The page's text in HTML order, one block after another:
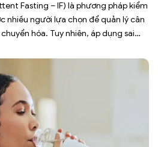
Fasting – IF) là phương pháp kiểm
nhiều người lựa chọn để quản lý cân
hóa. Tuy nhiên, áp dụng sai